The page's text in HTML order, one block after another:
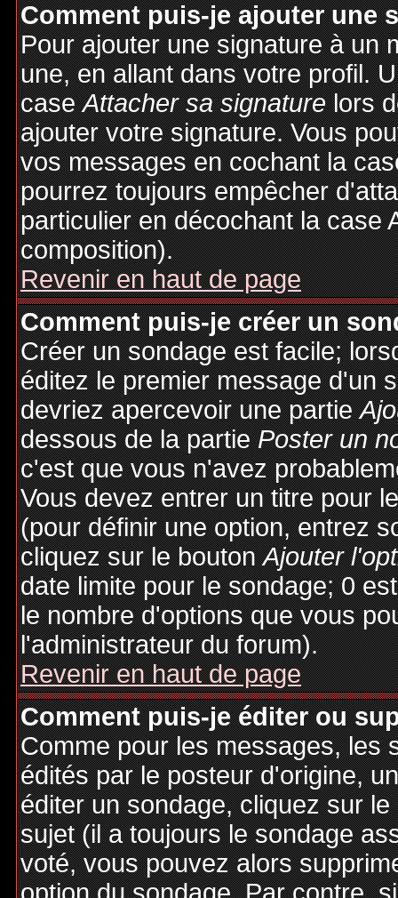
Comment puis-je ajouter une
Pour ajouter une signature à un
une, en allant dans votre profil.
caseAttacher sa signaturelors
ajouter votre signature. Vous
vos messages en cochant la
pourrez toujours empêcher
particulier en décochant la case
composition).
Revenir en haut de page
Comment puis-je créer un
Créer un sondage est facile;
éditez le premier message d'un
devriez apercevoir une partie
dessous de la partiePoster un
c'est que vous n'avez
Vous devez entrer un titre pour
(pour définir une option, entrez
cliquez sur le boutonAjouter
date limite pour le sondage; 0
le nombre d'options que vous
l'administrateur du forum).
Revenir en haut de page
Comment puis-je éditer ou
Comme pour les messages, les
édités par le posteur d'origine,
éditer un sondage, cliquez sur
sujet (il a toujours le sondage
voté, vous pouvez alors